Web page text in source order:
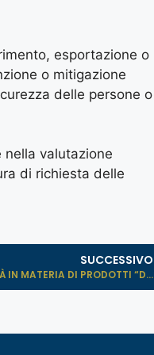
esportazione o
o mitigazione
delle persone o
valutazione
di richiesta delle
SUCCESSIVO
IN MATERIA DI PRODOTTI “D...